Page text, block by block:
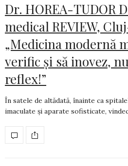
Dr. HOREA-TUDOR
medical REVIEW,
„Medicina modernă
verific și să inovez,
reflex!”
În satele de altădată, înainte ca
imaculate și aparate sofis­ti­cate,